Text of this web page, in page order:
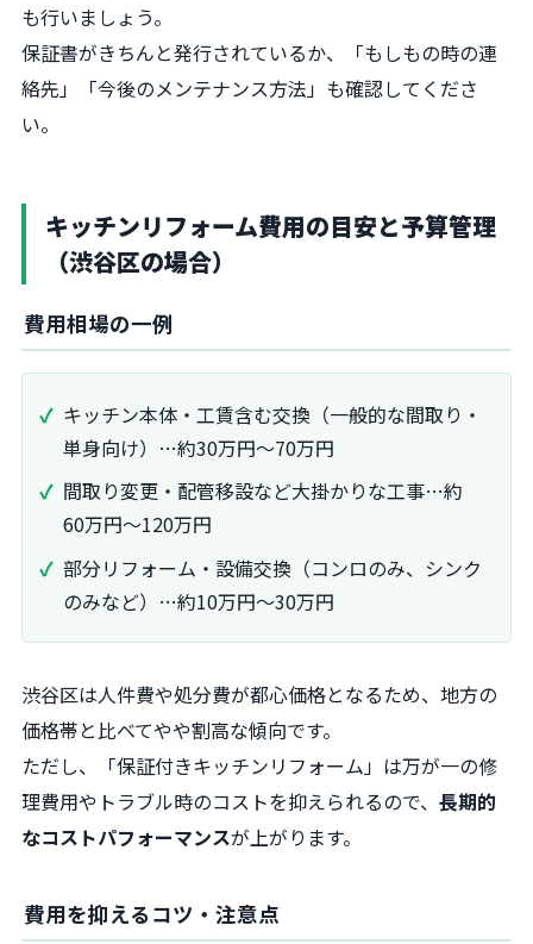
も行いましょう。
保証書がきちんと発行されているか、「もしもの時の連
絡先」「今後のメンテナンス方法」も確認してくださ
い。
キッチンリフォーム費用の目安と予算管理
（渋谷区の場合）
費用相場の一例
キッチン本体・工賃含む交換（一般的な間取り・
単身向け）…約30万円～70万円
間取り変更・配管移設など大掛かりな工事…約
60万円～120万円
部分リフォーム・設備交換（コンロのみ、シンク
のみなど）…約10万円～30万円
渋谷区は人件費や処分費が都心価格となるため、地方の
価格帯と比べてやや割高な傾向です。
ただし、「保証付きキッチンリフォーム」は万が一の修
理費用やトラブル時のコストを抑えられるので、 長期的
なコストパフォーマンスが上がります。
費用を抑えるコツ・注意点